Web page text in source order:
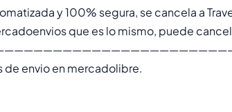
y 100% segura, se cancela a
que es lo mismo, puede
de envio en mercadolibre.